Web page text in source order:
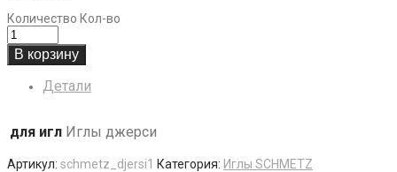
Количество Кол-во
В корзину
Детали
для игл Иглы джерси
Артикул: schmetz_djersi1 Категория: Иглы SCHMETZ